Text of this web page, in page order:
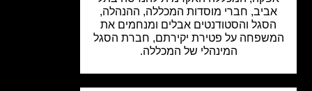
חברי מוסדות המכללה, ההנהלה,
והסטודנטים אבלים ומנחמים את
על פטירת יקירתם, חברת הסגל
המינהלי של המכללה.